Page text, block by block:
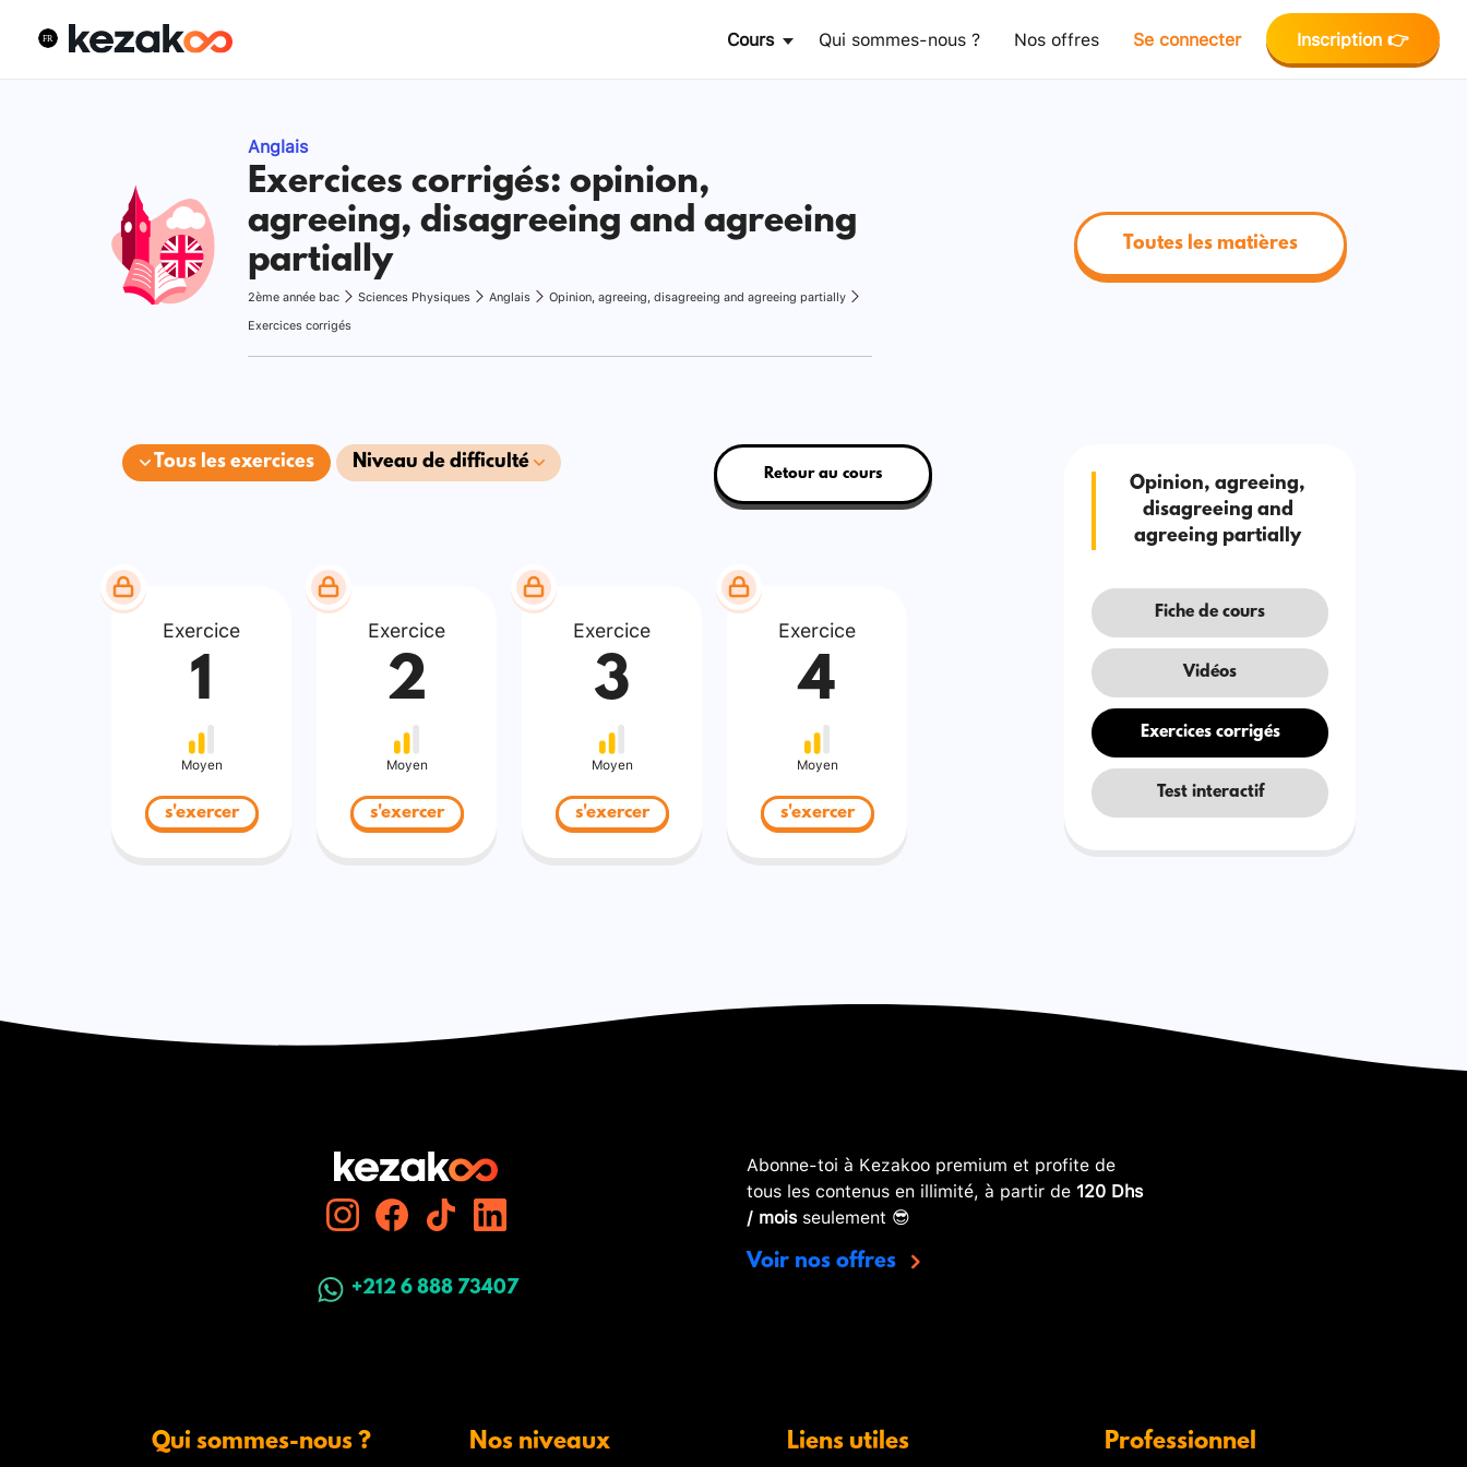
Cours Qui sommes-nous ? Nos offres Se connecter Inscription 👉
Anglais
Exercices corrigés: opinion,
agreeing, disagreeing and agreeing
partially
2ème année bac Sciences Physiques Anglais
Opinion, agreeing, disagreeing and agreeing partially
Exercices corrigés
Toutes les matières
Tous les exercices Niveau de difficulté
Retour au cours
Exercice
1
Moyen
s'exercer
Exercice
2
Moyen
s'exercer
Exercice
3
Moyen
s'exercer
Exercice
4
Moyen
s'exercer
Opinion, agreeing,
disagreeing and
agreeing partially
Fiche de cours
Vidéos
Exercices corrigés
Test interactif
+212 6 888 73407
Abonne-toi à Kezakoo premium et profite de
tous les contenus en illimité, à partir de 120 Dhs
/ moisseulement 😎
Voir nos offres
Qui sommes-nous ? Nos niveaux Liens utiles Professionnel